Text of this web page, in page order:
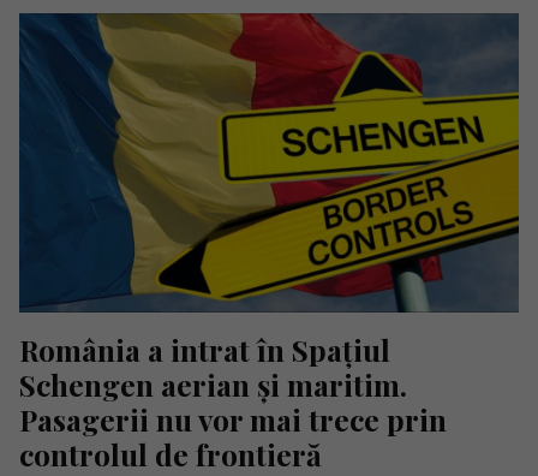
România a intrat în Spațiul
Schengen aerian și maritim.
Pasagerii nu vor mai trece prin
controlul de frontieră